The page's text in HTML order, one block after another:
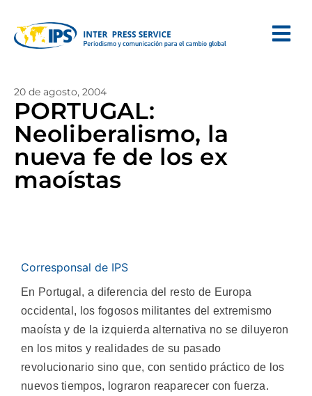
20 de agosto, 2004
PORTUGAL:
Neoliberalismo, la
nueva fe de los ex
maoístas
Corresponsal de IPS
En Portugal, a diferencia del resto de Europa
occidental, los fogosos militantes del extremismo
maoísta y de la izquierda alternativa no se diluyeron
en los mitos y realidades de su pasado
revolucionario sino que, con sentido práctico de los
nuevos tiempos, lograron reaparecer con fuerza.